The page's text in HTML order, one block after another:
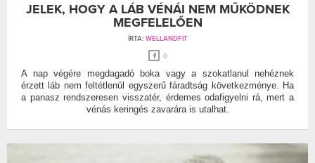
JELEK, HOGY A LÁB VÉNÁI NEM MŰKÖDNEK
MEGFELELŐEN
ÍRTA: WELLANDFIT
0
A nap végére megdagadó boka vagy a szokatlanul nehéznek
érzett láb nem feltétlenül egyszerű fáradtság következménye. Ha
a panasz rendszeresen visszatér, érdemes odafigyelni rá, mert a
vénás keringés zavarára is utalhat.